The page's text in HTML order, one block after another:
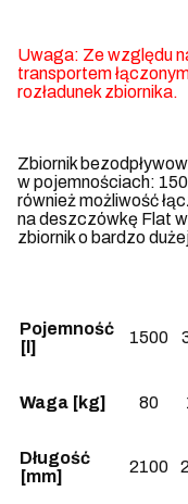
Uwaga: Ze względu
transportem
rozładunek zbiornika.
Zbiornik
w pojemnościach:
również możliwość
na deszczówkę Flat
zbiornik o bardzo
Pojemność
[l]
1500
Waga [kg] 80
Długość
[mm]
2100